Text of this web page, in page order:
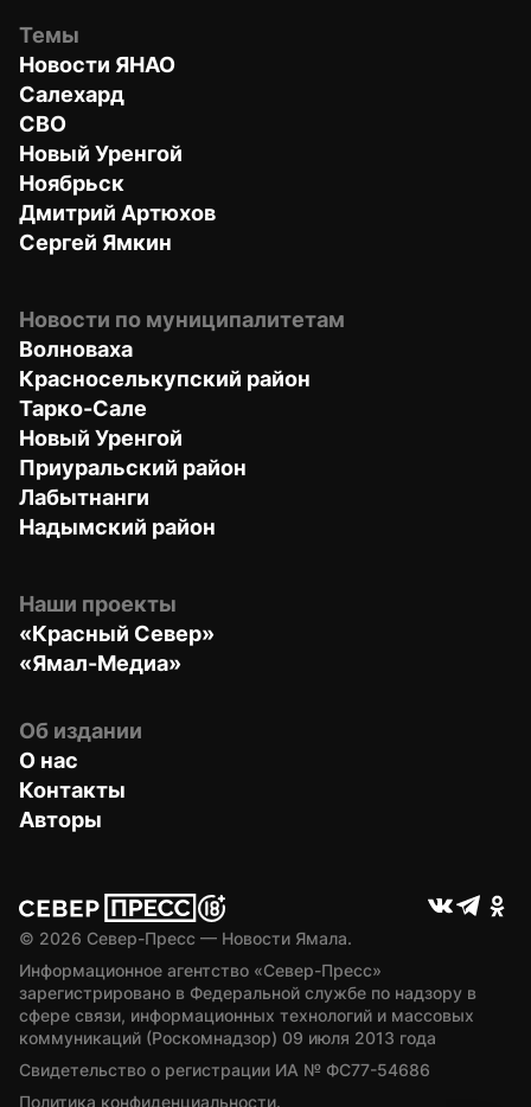
Темы
Новости ЯНАО
Салехард
СВО
Новый Уренгой
Ноябрьск
Дмитрий Артюхов
Сергей Ямкин
Новости по муниципалитетам
Волноваха
Красноселькупский район
Тарко-Сале
Новый Уренгой
Приуральский район
Лабытнанги
Надымский район
Наши проекты
«Красный Север»
«Ямал-Медиа»
Об издании
О нас
Контакты
Авторы
© 2026 Север-Пресс — Новости Ямала.
Информационное агентство «Север-Пресс»
зарегистрировано в Федеральной службе по надзору в
сфере связи, информационных технологий и массовых
коммуникаций (Роскомнадзор) 09 июля 2013 года
Свидетельство о регистрации ИА № ФС77-54686
Политика конфиденциальности.